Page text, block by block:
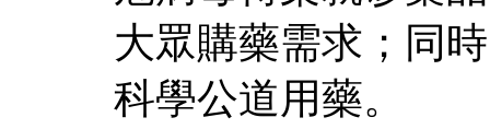
大眾購藥需求；同
科學公道用藥。